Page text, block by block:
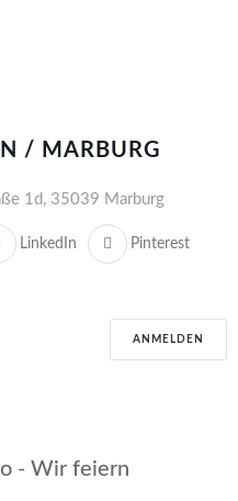
/ MARBURG
1d, 35039 Marburg
LinkedIn Pinterest
ANMELDEN